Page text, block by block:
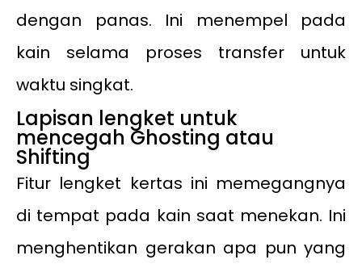
dengan panas. Ini menempel pada
kain selama proses transfer untuk
waktu singkat.
Lapisan lengket untuk
mencegah Ghosting atau
Shifting
Fitur lengket kertas ini memegangnya
di tempat pada kain saat menekan. Ini
menghentikan gerakan apa pun yang